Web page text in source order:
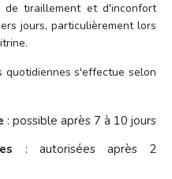
de tiraillement et d'inconfort
jours, particulièrement lors
s'effectue selon
: possible après 7 à 10 jours
: autorisées après 2